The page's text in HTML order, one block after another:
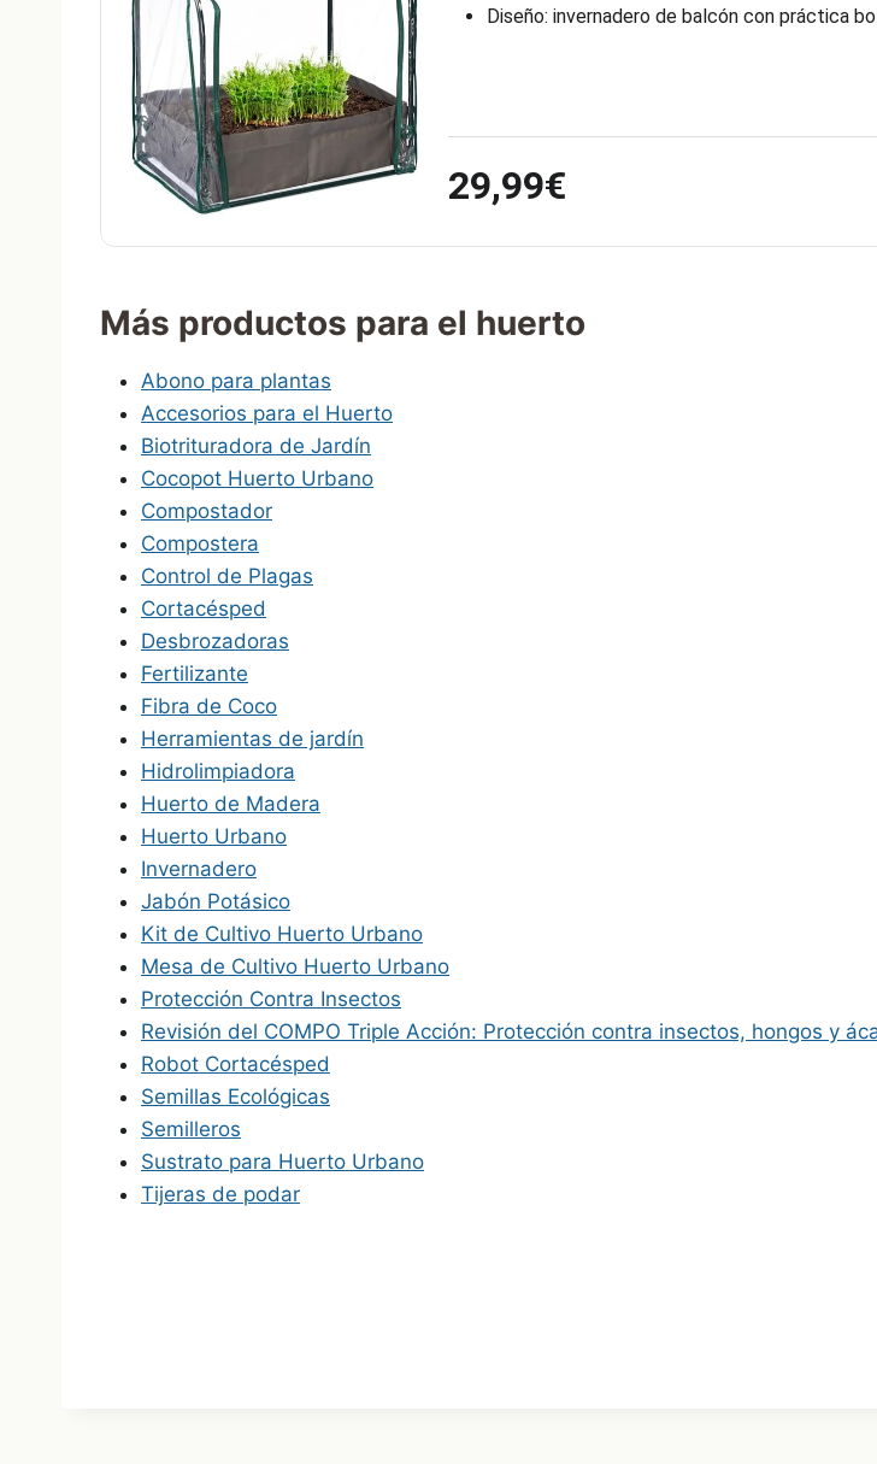
Diseño: invernadero de balcón con práctica
29,99€
Más productos para el huerto
Abono para plantas
Accesorios para el Huerto
Biotrituradora de Jardín
Cocopot Huerto Urbano
Compostador
Compostera
Control de Plagas
Cortacésped
Desbrozadoras
Fertilizante
Fibra de Coco
Herramientas de jardín
Hidrolimpiadora
Huerto de Madera
Huerto Urbano
Invernadero
Jabón Potásico
Kit de Cultivo Huerto Urbano
Mesa de Cultivo Huerto Urbano
Protección Contra Insectos
Revisión del COMPO Triple Acción: Protección contra insectos, hongos y
Robot Cortacésped
Semillas Ecológicas
Semilleros
Sustrato para Huerto Urbano
Tijeras de podar